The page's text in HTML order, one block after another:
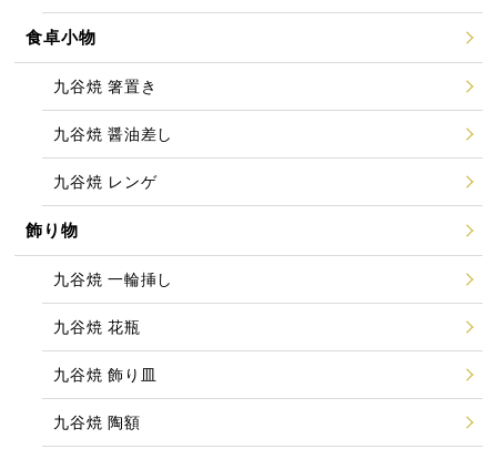
食卓小物
九谷焼 箸置き
九谷焼 醤油差し
九谷焼 レンゲ
飾り物
九谷焼 一輪挿し
九谷焼 花瓶
九谷焼 飾り皿
九谷焼 陶額